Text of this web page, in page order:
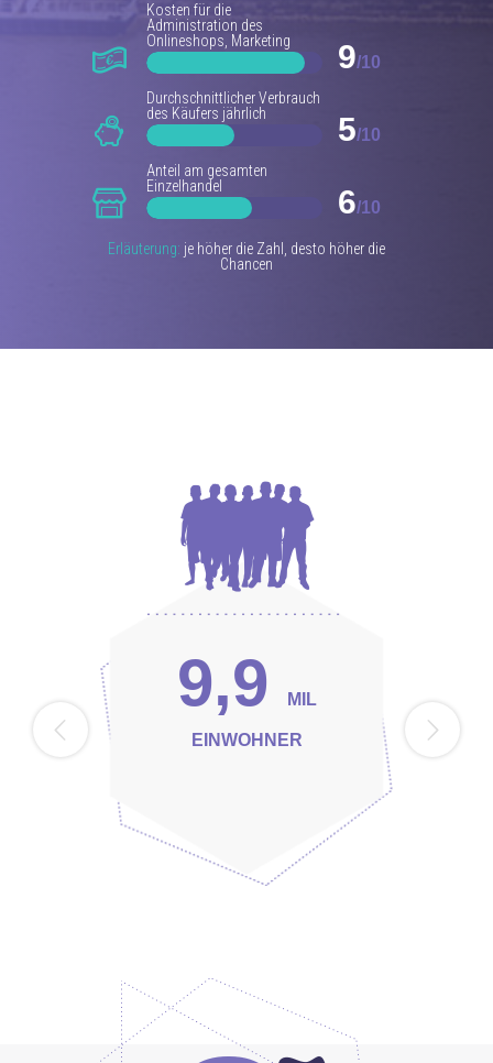
Kosten für die
Administration des
Onlineshops, Marketing
9/10
Durchschnittlicher Verbrauch
des Käufers jährlich
5/10
Anteil am gesamten
Einzelhandel
6/10
Erläuterung: je höher die Zahl, desto höher die
Chancen
9,9 MIL
EINWOHNER